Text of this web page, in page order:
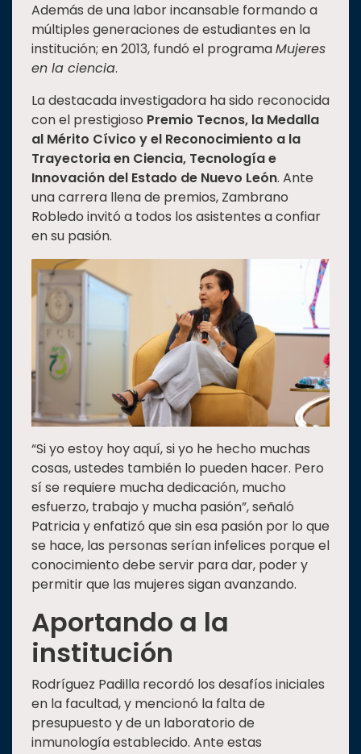
Además de una labor incansable formando a
múltiples generaciones de estudiantes en la
institución; en 2013, fundó el programaMujeres
en la ciencia.
La destacada investigadora ha sido reconocida
con el prestigioso Premio Tecnos, la Medalla
al Mérito Cívico y el Reconocimiento a la
Trayectoria en Ciencia, Tecnología e
Innovación del Estado de Nuevo León. Ante
una carrera llena de premios, Zambrano
Robledo invitó a todos los asistentes a confiar
en su pasión.
“Si yo estoy hoy aquí, si yo he hecho muchas
cosas, ustedes también lo pueden hacer. Pero
sí se requiere mucha dedicación, mucho
esfuerzo, trabajo y mucha pasión”, señaló
Patricia y enfatizó que sin esa pasión por lo que
se hace, las personas serían infelices porque el
conocimiento debe servir para dar, poder y
permitir que las mujeres sigan avanzando.
Aportando a la
institución
Rodríguez Padilla recordó los desafíos iniciales
en la facultad, y mencionó la falta de
presupuesto y de un laboratorio de
inmunología establecido. Ante estas